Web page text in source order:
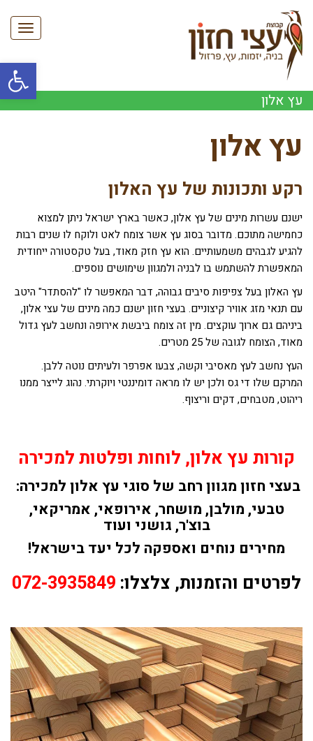
פתח
עץ אלון
עץ אלון
רקע ותכונות של עץ האלון
ישנם עשרות מינים של עץ אלון, כאשר בארץ ישראל ניתן למצוא
כחמישה מתוכם. מדובר בסוג עץ אשר צומח לאט ולוקח לו שנים רבות
להגיע לגבהים משמעותיים. הוא עץ חזק מאוד, בעל טקסטורה ייחודית
המאפשרת להשתמש בו לבניה ולמגוון שימושים נוספים.
עץ האלון בעל צפיפות סיבים גבוהה, דבר המאפשר לו "להסתדר" היטב
עם תנאי מזג אוויר קיצוניים. בעצי חזון ישנם כמה מינים של עצי אלון,
ביניהם גם ארוך עוקצים. מין זה צומח ביבשת אירופה ונחשב לעץ גדול
מאוד, הצומח לגובה של 25 מטרים.
העץ נחשב לעץ מאסיבי וקשה, צבעו אפרפר ולעיתים נוטה ללבן.
המרקם שלו די גס ולכן יש לו מראה דומיננטי ויוקרתי. נהוג לייצר ממנו
ריהוט, מטבחים, דקים וריצוף.
קורות עץ אלון, לוחות ופלטות למכירה
בעצי חזון מגוון רחב של סוגי עץ אלון למכירה:
טבעי, מולבן, מושחר, אירופאי, אמריקאי,
בוצ'ר, גושני ועוד
מחירים נוחים ואספקה לכל יעד בישראל!
לפרטים והזמנות, צלצלו: 072-3935849